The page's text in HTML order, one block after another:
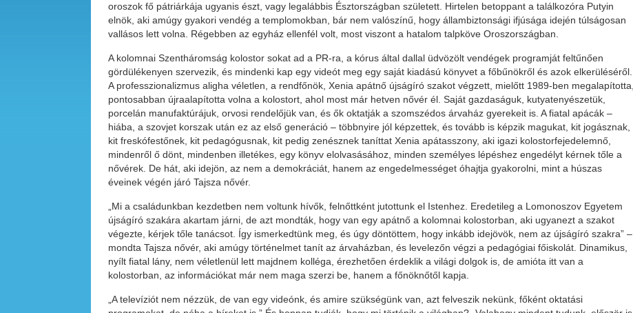
oroszok fő pátriárkája ugyanis észt, vagy legalábbis Észtországban született. Hirtelen betoppant a találkozóra Putyin
elnök, aki amúgy gyakori vendég a templomokban, bár nem valószínű, hogy állambiztonsági ifjúsága idején túlságosan
vallásos lett volna. Régebben az egyház ellenfél volt, most viszont a hatalom talpköve Oroszországban.
A kolomnai Szentháromság kolostor sokat ad a PR-ra, a kórus által dallal üdvözölt vendégek programját feltűnően
gördülékenyen szervezik, és mindenki kap egy videót meg egy saját kiadású könyvet a főbűnökről és azok elkerüléséről.
A professzionalizmus aligha véletlen, a rendfőnök, Xenia apátnő újságíró szakot végzett, mielőtt 1989-ben megalapította,
pontosabban újraalapította volna a kolostort, ahol most már hetven nővér él. Saját gazdaságuk, kutyatenyészetük,
porcelán manufaktúrájuk, orvosi rendelőjük van, és ők oktatják a szomszédos árvaház gyerekeit is. A fiatal apácák –
hiába, a szovjet korszak után ez az első generáció – többnyire jól képzettek, és tovább is képzik magukat, kit jogásznak,
kit freskófestőnek, kit pedagógusnak, kit pedig zenésznek taníttat Xenia apátasszony, aki igazi kolostorfejedelemnő,
mindenről ő dönt, mindenben illetékes, egy könyv elolvasásához, minden személyes lépéshez engedélyt kérnek tőle a
nővérek. De hát, aki idejön, az nem a demokráciát, hanem az engedelmességet óhajtja gyakorolni, mint a húszas
éveinek végén járó Tajsza nővér.
„Mi a családunkban kezdetben nem voltunk hívők, felnőttként jutottunk el Istenhez. Eredetileg a Lomonoszov Egyetem
újságíró szakára akartam járni, de azt mondták, hogy van egy apátnő a kolomnai kolostorban, aki ugyanezt a szakot
végezte, kérjek tőle tanácsot. Így ismerkedtünk meg, és úgy döntöttem, hogy inkább idejövök, nem az újságíró szakra” –
mondta Tajsza nővér, aki amúgy történelmet tanít az árvaházban, és levelezőn végzi a pedagógiai főiskolát. Dinamikus,
nyílt fiatal lány, nem véletlenül lett majdnem kolléga, érezhetően érdeklik a világi dolgok is, de amióta itt van a
kolostorban, az információkat már nem maga szerzi be, hanem a főnöknőtől kapja.
„A televíziót nem nézzük, de van egy videónk, és amire szükségünk van, azt felveszik nekünk, főként oktatási